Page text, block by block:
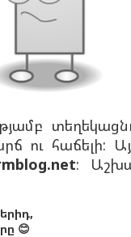
ու հաճելի:
:
😊